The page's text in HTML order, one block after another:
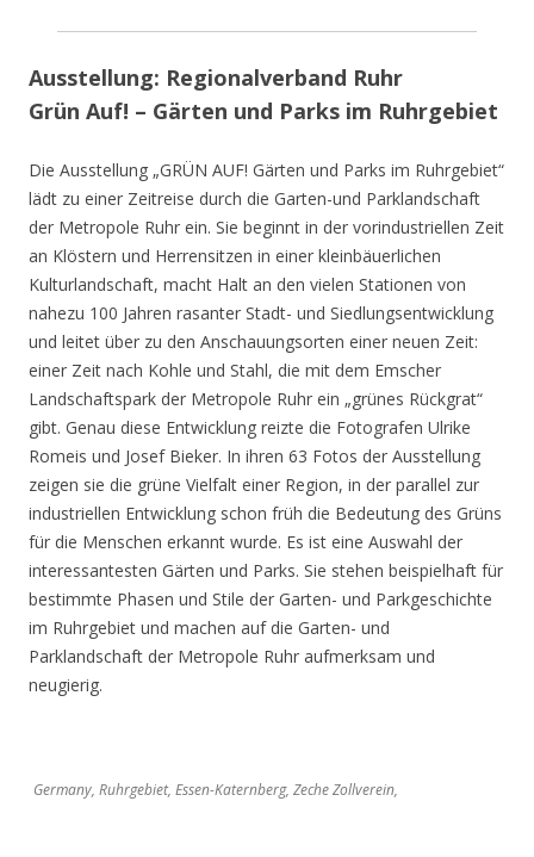
Ausstellung: Regionalverband Ruhr
Grün Auf! – Gärten und Parks im Ruhrgebiet
Die Ausstellung „GRÜN AUF! Gärten und Parks im Ruhrgebiet“
lädt zu einer Zeitreise durch die Garten-und Parklandschaft
der Metropole Ruhr ein. Sie beginnt in der vorindustriellen Zeit
an Klöstern und Herrensitzen in einer kleinbäuerlichen
Kulturlandschaft, macht Halt an den vielen Stationen von
nahezu 100 Jahren rasanter Stadt- und Siedlungsentwicklung
und leitet über zu den Anschauungsorten einer neuen Zeit:
einer Zeit nach Kohle und Stahl, die mit dem Emscher
Landschaftspark der Metropole Ruhr ein „grünes Rückgrat“
gibt. Genau diese Entwicklung reizte die Fotografen Ulrike
Romeis und Josef Bieker. In ihren 63 Fotos der Ausstellung
zeigen sie die grüne Vielfalt einer Region, in der parallel zur
industriellen Entwicklung schon früh die Bedeutung des Grüns
für die Menschen erkannt wurde. Es ist eine Auswahl der
interessantesten Gärten und Parks. Sie stehen beispielhaft für
bestimmte Phasen und Stile der Garten- und Parkgeschichte
im Ruhrgebiet und machen auf die Garten- und
Parklandschaft der Metropole Ruhr aufmerksam und
neugierig.
Germany, Ruhrgebiet, Essen-Katernberg, Zeche Zollverein,